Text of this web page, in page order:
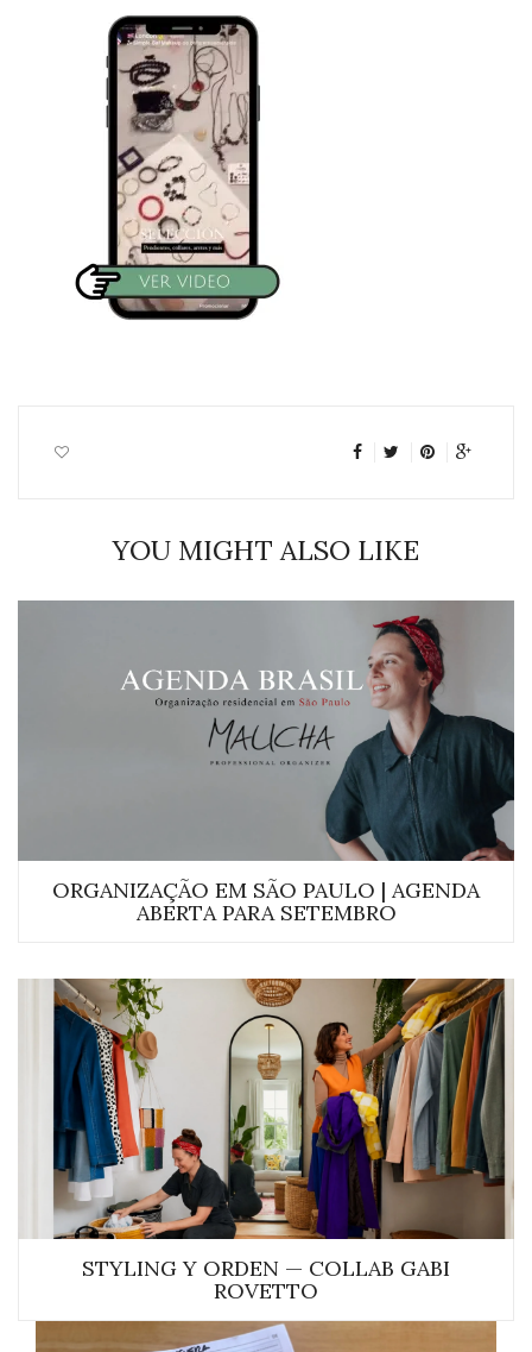
YOU MIGHT ALSO LIKE
ORGANIZAÇÃO EM SÃO PAULO | AGENDA
ABERTA PARA SETEMBRO
STYLING Y ORDEN — COLLAB GABI
ROVETTO